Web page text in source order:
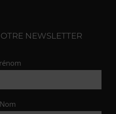
NEWSLETTER
Nom